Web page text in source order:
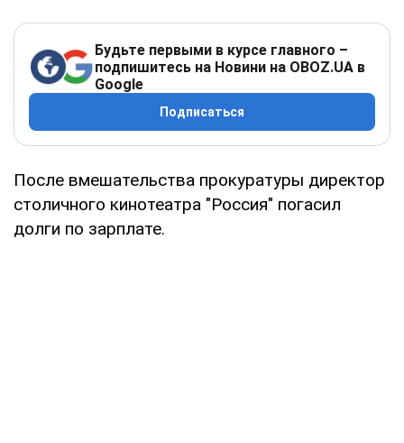
Будьте первыми в курсе главного –
подпишитесь на Новини на OBOZ.UA в
Google
Подписаться
После вмешательства прокуратуры директор
столичного кинотеатра "Россия" погасил
долги по зарплате.